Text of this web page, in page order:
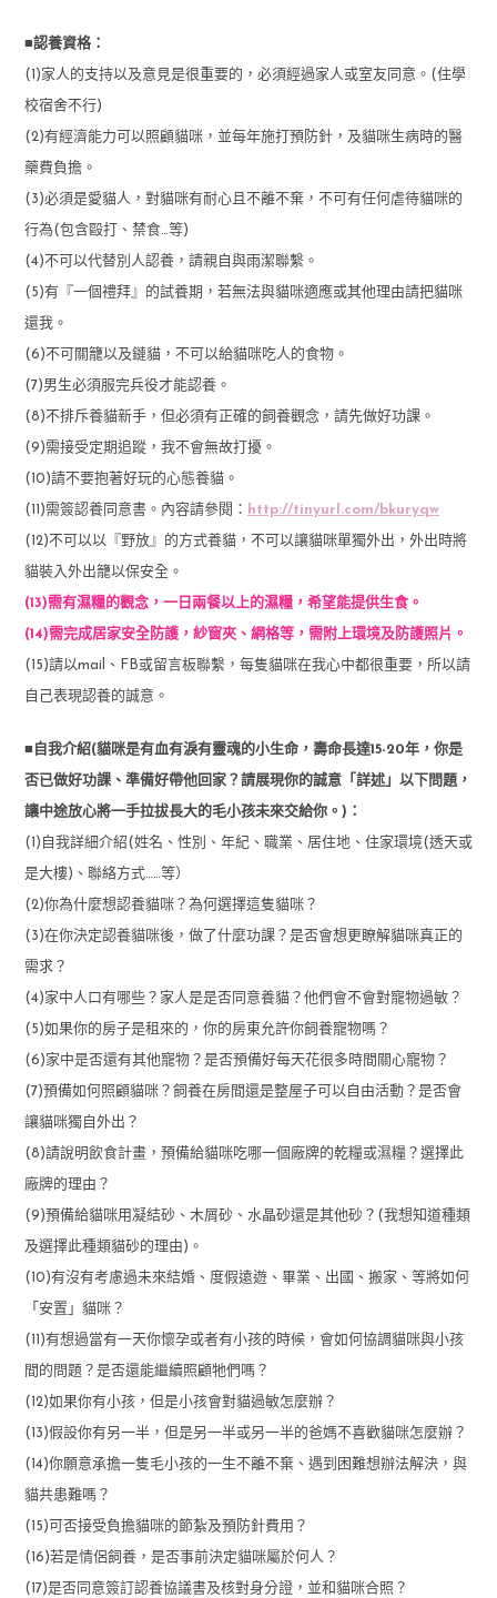
■認養資格：
(1)家人的支持以及意見是很重要的，必須經過家人或室友同意。(住學
校宿舍不行)
(2)有經濟能力可以照顧貓咪，並每年施打預防針，及貓咪生病時的醫
藥費負擔。
(3)必須是愛貓人，對貓咪有耐心且不離不棄，不可有任何虐待貓咪的
行為(包含毆打、禁食…等)
(4)不可以代替別人認養，請親自與雨潔聯繫。
(5)有『一個禮拜』的試養期，若無法與貓咪適應或其他理由請把貓咪
還我。
(6)不可關籠以及鏈貓，不可以給貓咪吃人的食物。
(7)男生必須服完兵役才能認養。
(8)不排斥養貓新手，但必須有正確的飼養觀念，請先做好功課。
(9)需接受定期追蹤，我不會無故打擾。
(10)請不要抱著好玩的心態養貓。
(11)需簽認養同意書。內容請參閱： http://tinyurl.com/bkuryqw
(12)不可以以『野放』的方式養貓，不可以讓貓咪單獨外出，外出時將
貓裝入外出籠以保安全。
(13)需有濕糧的觀念，一日兩餐以上的濕糧，希望能提供生食。
(14)需完成居家安全防護，紗窗夾、網格等，需附上環境及防護照片。
(15)請以mail、FB或留言板聯繫，每隻貓咪在我心中都很重要，所以請
自己表現認養的誠意。
■自我介紹(貓咪是有血有淚有靈魂的小生命，壽命長達15-20年，你是
否已做好功課、準備好帶他回家？請展現你的誠意「詳述」以下問題，
讓中途放心將一手拉拔長大的毛小孩未來交給你。)：
(1)自我詳細介紹(姓名、性別、年紀、職業、居住地、住家環境(透天或
是大樓)、聯絡方式……等）
(2)你為什麼想認養貓咪？為何選擇這隻貓咪？
(3)在你決定認養貓咪後，做了什麼功課？是否會想更瞭解貓咪真正的
需求？
(4)家中人口有哪些？家人是是否同意養貓？他們會不會對寵物過敏？
(5)如果你的房子是租來的，你的房東允許你飼養寵物嗎？
(6)家中是否還有其他寵物？是否預備好每天花很多時間關心寵物？
(7)預備如何照顧貓咪？飼養在房間還是整屋子可以自由活動？是否會
讓貓咪獨自外出？
(8)請說明飲食計畫，預備給貓咪吃哪一個廠牌的乾糧或濕糧？選擇此
廠牌的理由？
(9)預備給貓咪用凝結砂、木屑砂、水晶砂還是其他砂？(我想知道種類
及選擇此種類貓砂的理由)。
(10)有沒有考慮過未來結婚、度假遠遊、畢業、出國、搬家、等將如何
「安置」貓咪？
(11)有想過當有一天你懷孕或者有小孩的時候，會如何協調貓咪與小孩
間的問題？是否還能繼續照顧牠們嗎？
(12)如果你有小孩，但是小孩會對貓過敏怎麼辦？
(13)假設你有另一半，但是另一半或另一半的爸媽不喜歡貓咪怎麼辦？
(14)你願意承擔一隻毛小孩的一生不離不棄、遇到困難想辦法解決，與
貓共患難嗎？
(15)可否接受負擔貓咪的節紮及預防針費用？
(16)若是情侶飼養，是否事前決定貓咪屬於何人？
(17)是否同意簽訂認養協議書及核對身分證，並和貓咪合照？